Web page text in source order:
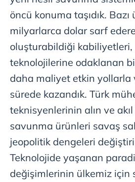
öncü konuma taşıdık.
milyarlarca dolar sarf
oluşturabildiği kabiliyetleri,
teknolojilerine odaklanan
daha maliyet etkin yollarla
sürede kazandık. Türk
teknisyenlerinin alın ve
savunma ürünleri savaş
jeopolitik dengeleri
Teknolojide yaşanan
değişimlerinin ülkemiz için